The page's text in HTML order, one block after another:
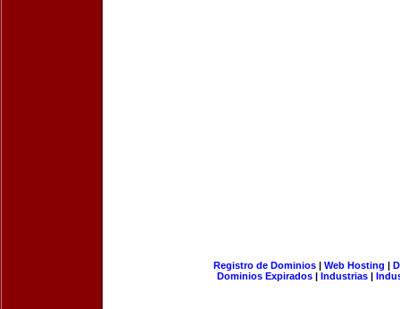
Registro de Dominios| Web Hosting |
Dominios Expirados | Industrias |